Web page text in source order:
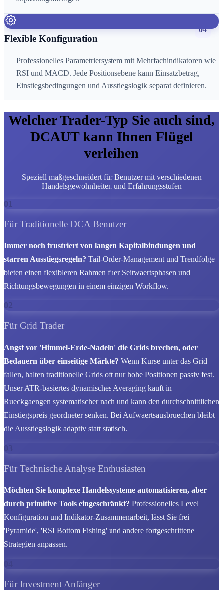
04
Flexible Konfiguration
Professionelles Parametriersystem mit Mehrfachindikatoren wie
RSI und MACD. Jede Positionsebene kann Einsatzbetrag,
Einstiegsbedingungen und Ausstiegslogik separat definieren.
Welcher Trader-Typ Sie auch sind,
DCAUT kann Ihnen Flügel
verleihen
Speziell maßgeschneidert für Benutzer mit verschiedenen
Handelsgewohnheiten und Erfahrungsstufen
01
Für Traditionelle DCA Benutzer
Immer noch frustriert von langen Kapitalbindungen und
starren Ausstiegsregeln? Tail-Order-Management und Trendfolge
bieten einen flexibleren Rahmen fuer Seitwaertsphasen und
Richtungsbewegungen in einem einzigen Workflow.
02
Für Grid Trader
Angst vor 'Himmel-Erde-Nadeln' die Grids brechen, oder
Bedauern über einseitige Märkte? Wenn Kurse unter das Grid
fallen, halten traditionelle Grids oft nur hohe Positionen passiv fest.
Unser ATR-basiertes dynamisches Averaging kauft in
Rueckgaengen systematischer nach und kann den durchschnittlichen
Einstiegspreis geordneter senken. Bei Aufwaertsausbruechen bleibt
die Ausstiegslogik adaptiv statt statisch.
03
Für Technische Analyse Enthusiasten
Möchten Sie komplexe Handelssysteme automatisieren, aber
durch primitive Tools eingeschränkt? Professionelles Level
Konfiguration und Indikator-Zusammenarbeit, lässt Sie frei
'Pyramide', 'RSI Bottom Fishing' und andere fortgeschrittene
Strategien anpassen.
Für Investment Anfänger